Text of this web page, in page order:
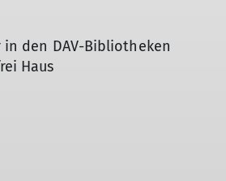
den DAV-Bibliotheken
Haus